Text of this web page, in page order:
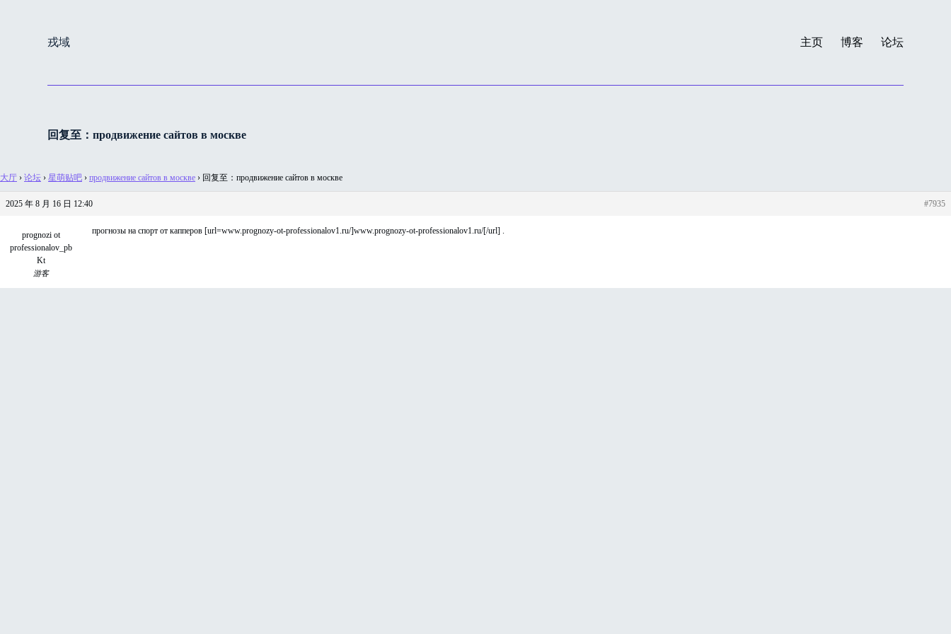
戎域 主页 博客 论坛
回复至：продвижение сайтов в москве
大厅 › 论坛 › 星萌贴吧 › продвижение сайтов в москве › 回复至：продвижение сайтов в москве
2025 年 8 月 16 日 12:40 #7935
prognozi ot
professionalov_pb
Kt
游客
прогнозы на спорт от капперов [url=www.prognozy-ot-professionalov1.ru/]www.prognozy-ot-professionalov1.ru/[/url] .